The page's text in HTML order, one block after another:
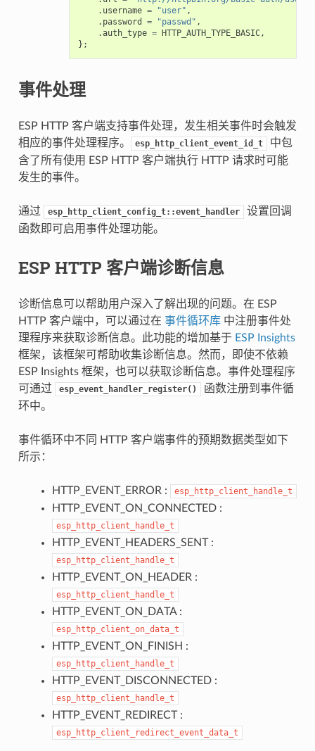
. username = "user" ,
. password = "passwd" ,
.auth_type = HTTP_AUTH_TYPE_BASIC,
};
事件处理
ESP HTTP 客户端支持事件处理，发生相关事件时会触发
相应的事件处理程序。
esp_http_client_event_id_t
中包
含了所有使用 ESP HTTP 客户端执行 HTTP 请求时可能
发生的事件。
通过 esp_http_client_config_t::event_handler
设置回调
函数即可启用事件处理功能。
ESP HTTP 客户端诊断信息
诊断信息可以帮助用户深入了解出现的问题。在 ESP
HTTP 客户端中，可以通过在 事件循环库中注册事件处
理程序来获取诊断信息。此功能的增加基于 ESP Insights
框架，该框架可帮助收集诊断信息。然而，即使不依赖
ESP Insights 框架，也可以获取诊断信息。事件处理程序
可通过
esp_event_handler_register()
函数注册到事件循
环中。
事件循环中不同 HTTP 客户端事件的预期数据类型如下
所示：
HTTP_EVENT_ERROR : esp_http_client_handle_t
HTTP_EVENT_ON_CONNECTED :
esp_http_client_handle_t
HTTP_EVENT_HEADERS_SENT :
esp_http_client_handle_t
HTTP_EVENT_ON_HEADER :
esp_http_client_handle_t
HTTP_EVENT_ON_DATA :
esp_http_client_on_data_t
HTTP_EVENT_ON_FINISH :
esp_http_client_handle_t
HTTP_EVENT_DISCONNECTED :
esp_http_client_handle_t
HTTP_EVENT_REDIRECT :
esp_http_client_redirect_event_data_t